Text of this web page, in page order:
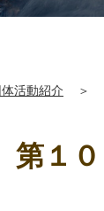
体活動紹介 ＞
第１